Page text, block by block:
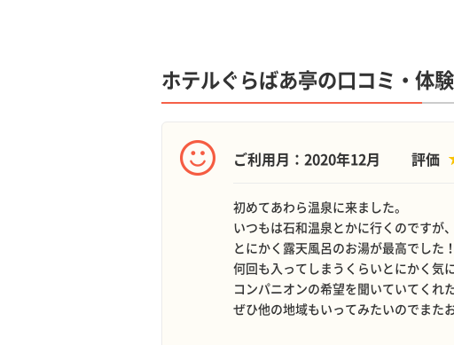
ホテルぐらばあ亭の口コミ・体
ご利用月：2020年12月 評価
初めてあわら温泉に来ました。
いつもは石和温泉とかに行くのですが
とにかく露天風呂のお湯が最高でした！
何回も入ってしまうくらいとにかく気
コンパニオンの希望を聞いていてくれ
ぜひ他の地域もいってみたいのでまた